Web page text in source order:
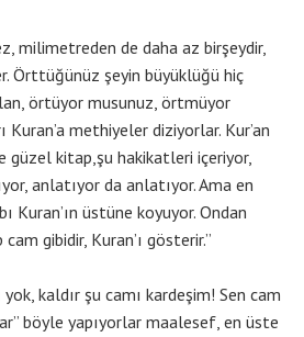
milimetreden de daha az birşeydir,
Örttüğünüz şeyin büyüklüğü hiç
örtüyor musunuz, örtmüyor
Kuran’a methiyeler diziyorlar. Kur’an
güzel kitap,şu hakikatleri içeriyor,
anlatıyor da anlatıyor. Ama en
Kuran’ın üstüne koyuyor. Ondan
gibidir, Kuran’ı gösterir.”
yok, kaldır şu camı kardeşim! Sen cam
böyle yapıyorlar maalesef, en üste